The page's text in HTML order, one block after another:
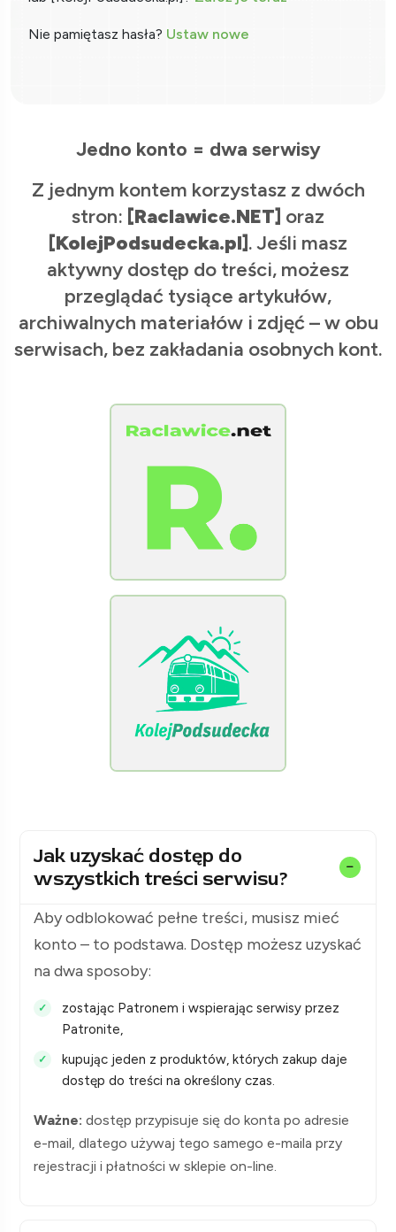
Nie pamiętasz hasła? Ustaw nowe
Jedno konto = dwa serwisy
Z jednym kontem korzystasz z dwóch
stron: [Raclawice.NET] oraz
[KolejPodsudecka.pl]. Jeśli masz
aktywny dostęp do treści, możesz
przeglądać tysiące artykułów,
archiwalnych materiałów i zdjęć – w obu
serwisach, bez zakładania osobnych kont.
Jak uzyskać dostęp do
wszystkich treści serwisu?
Aby odblokować pełne treści, musisz mieć
konto – to podstawa. Dostęp możesz uzyskać
na dwa sposoby:
zostając Patronem i wspierając serwisy przez
Patronite,
kupując jeden z produktów, których zakup daje
dostęp do treści na określony czas.
Ważne: dostęp przypisuje się do konta po adresie
e-mail, dlatego używaj tego samego e-maila przy
rejestracji i płatności w sklepie on-line.